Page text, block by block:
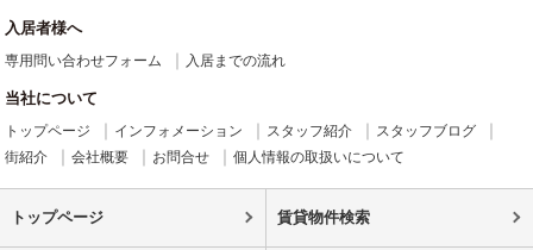
入居者様へ
専用問い合わせフォーム 入居までの流れ
当社について
トップページ インフォメーション スタッフ紹介
スタッフブログ
街紹介
会社概要 お問合せ 個人情報の取扱いについて
トップページ 賃貸物件検索